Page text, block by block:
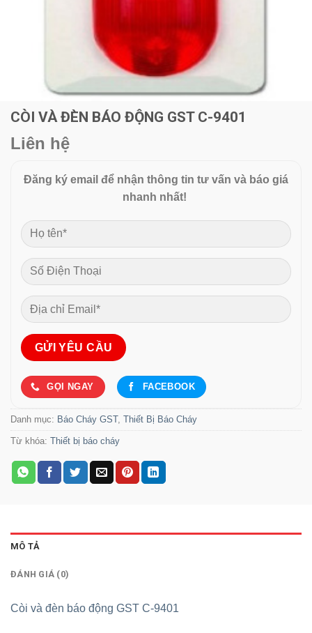
CÒI VÀ ĐÈN BÁO ĐỘNG GST C-9401
Liên hệ
Đăng ký email để nhận thông tin tư vấn và báo giá
nhanh nhất!
GỌI NGAY FACEBOOK
Danh mục: Báo Cháy GST, Thiết Bị Báo Cháy
Từ khóa: Thiết bị báo cháy
MÔ TẢ
ĐÁNH GIÁ (0)
Còi và đèn báo động GST C-9401